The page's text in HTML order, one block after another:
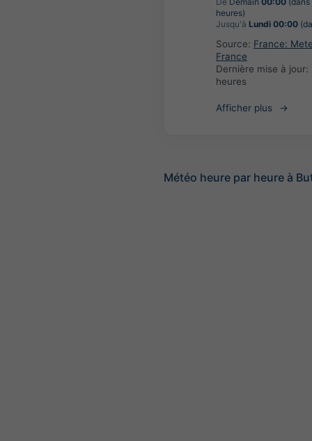
heures)
Jusqu'à Lundi 00:00
Source: France:
France
Dernière mise à jour:
heures
Afficher plus
Météo heure par heure à